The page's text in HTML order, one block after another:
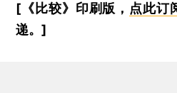
[《比较》印刷版， 点此订
递。]